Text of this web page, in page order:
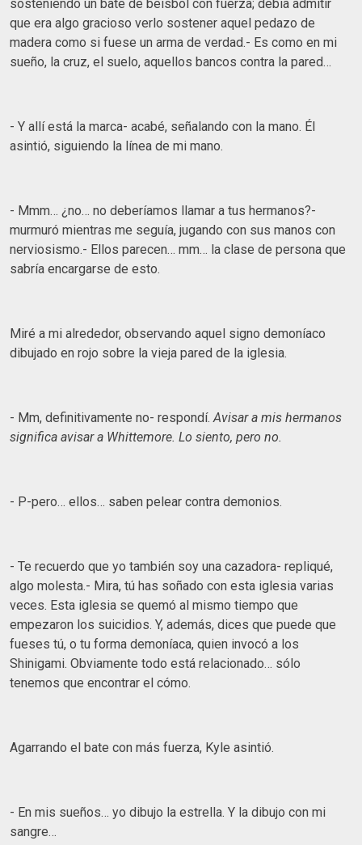
sosteniendo un bate de béisbol con fuerza; debía admitir
que era algo gracioso verlo sostener aquel pedazo de
madera como si fuese un arma de verdad.- Es como en mi
sueño, la cruz, el suelo, aquellos bancos contra la pared…
- Y allí está la marca- acabé, señalando con la mano. Él
asintió, siguiendo la línea de mi mano.
- Mmm… ¿no… no deberíamos llamar a tus hermanos?-
murmuró mientras me seguía, jugando con sus manos con
nerviosismo.- Ellos parecen… mm… la clase de persona que
sabría encargarse de esto.
Miré a mi alrededor, observando aquel signo demoníaco
dibujado en rojo sobre la vieja pared de la iglesia.
- Mm, definitivamente no- respondí. Avisar a mis hermanos
significa avisar a Whittemore. Lo siento, pero no.
- P-pero… ellos… saben pelear contra demonios.
- Te recuerdo que yo también soy una cazadora- repliqué,
algo molesta.- Mira, tú has soñado con esta iglesia varias
veces. Esta iglesia se quemó al mismo tiempo que
empezaron los suicidios. Y, además, dices que puede que
fueses tú, o tu forma demoníaca, quien invocó a los
Shinigami. Obviamente todo está relacionado… sólo
tenemos que encontrar el cómo.
Agarrando el bate con más fuerza, Kyle asintió.
- En mis sueños… yo dibujo la estrella. Y la dibujo con mi
sangre…